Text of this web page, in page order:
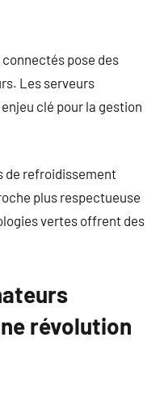
pose des
Les serveurs
clé pour la gestion
de refroidissement
plus respectueuse
vertes offrent des
révolution